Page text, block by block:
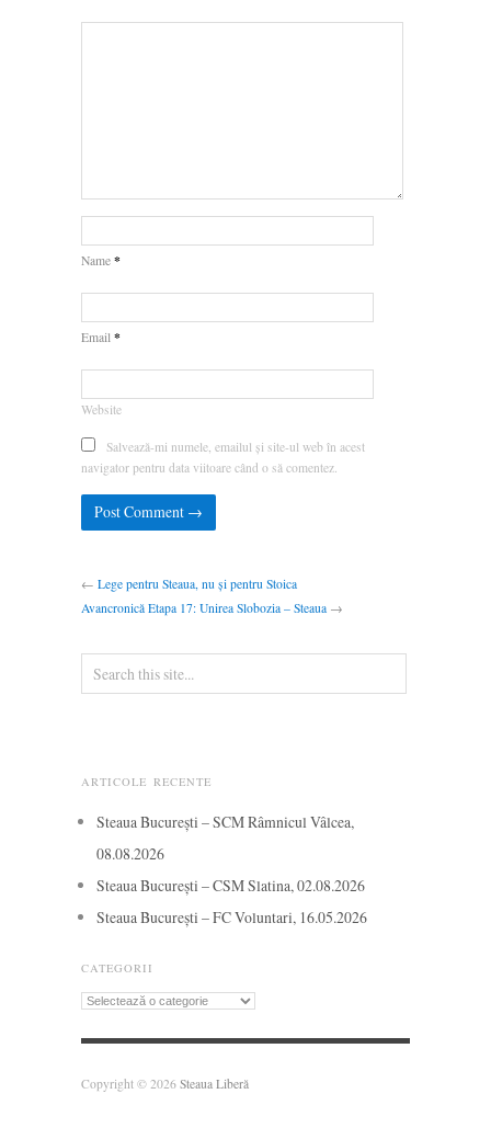
Name *
Email *
Website
Salvează-mi numele, emailul și site-ul web în acest
navigator pentru data viitoare când o să comentez.
← Lege pentru Steaua, nu și pentru Stoica
Avancronică Etapa 17: Unirea Slobozia – Steaua →
ARTICOLE RECENTE
Steaua București – SCM Râmnicul Vâlcea,
08.08.2026
Steaua București – CSM Slatina, 02.08.2026
Steaua București – FC Voluntari, 16.05.2026
CATEGORII
Categorii
Copyright © 2026 Steaua Liberă